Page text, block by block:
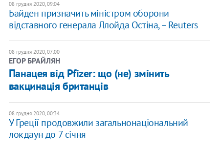
08 грудня 2020, 09:04
Байден призначить міністром оборони
відставного генерала Ллойда Остіна, – Reuters
08 грудня 2020, 07:00
ЕГОР БРАЙЛЯН
Панацея від Pfizer: що (не) змінить
вакцинація британців
08 грудня 2020, 00:34
У Греції продовжили загальнонаціональний
локдаун до 7 січня